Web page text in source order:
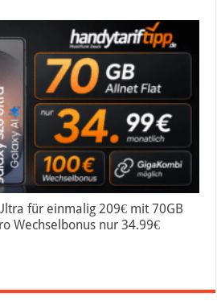
für einmalig 209€ mit 70GB
Wechselbonus nur 34.99€